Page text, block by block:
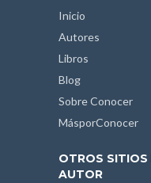
Inicio
Autores
Libros
Blog
Sobre Conocer
MásporConocer
OTROS SITIOS
AUTOR